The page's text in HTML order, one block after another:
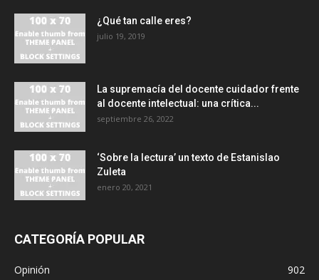
¿Qué tan calle eres?
julio 19, 2019
La supremacía del docente cuidador frente
al docente intelectual: una crítica...
septiembre 26, 2022
‘Sobre la lectura’ un texto de Estanislao
Zuleta
enero 20, 2021
CATEGORÍA POPULAR
Opinión
902